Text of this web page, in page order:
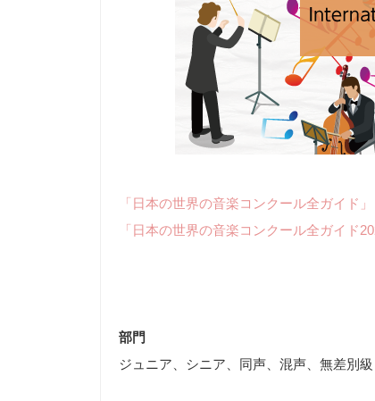
「日本の世界の音楽コンクール全ガイド
「日本の世界の音楽コンクール全ガイド
部門
ジュニア、シニア、同声、混声、無差別級